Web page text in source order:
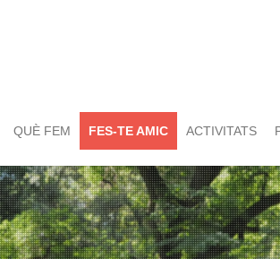
QUÈ FEM FES-TE AMIC ACTIVITATS